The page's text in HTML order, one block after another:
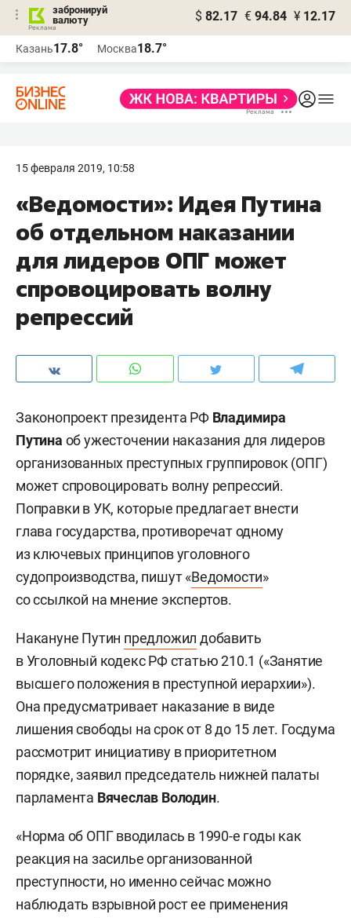
забронируй
валюту
$ 82.17 € 94.84 ¥ 12.17
Казань17.8° Москва18.7°
15 февраля 2019, 10:58
«Ведомости»: Идея Путина
об отдельном наказании
для лидеров ОПГ может
спровоцировать волну
репрессий
Законопроект президента РФ Владимира
Путина об ужесточении наказания для лидеров
организованных преступных группировок (ОПГ)
может спровоцировать волну репрессий.
Поправки в УК, которые предлагает внести
глава государства, противоречат одному
из ключевых принципов уголовного
судопроизводства, пишут «Ведомости»
со ссылкой на мнение экспертов.
Накануне Путин предложил добавить
в Уголовный кодекс РФ статью 210.1 («Занятие
высшего положения в преступной иерархии»).
Она предусматривает наказание в виде
лишения свободы на срок от 8 до 15 лет. Госдума
рассмотрит инициативу в приоритетном
порядке, заявил председатель нижней палаты
парламента Вячеслав Володин.
«Норма об ОПГ вводилась в 1990-е годы как
реакция на засилье организованной
преступности, но именно сейчас можно
наблюдать взрывной рост ее применения